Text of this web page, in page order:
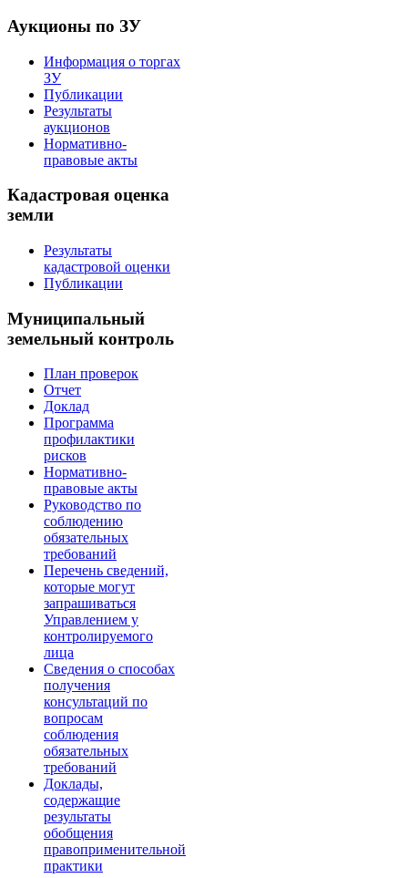
Аукционы по ЗУ
Информация о торгах
ЗУ
Публикации
Результаты
аукционов
Нормативно-
правовые акты
Кадастровая оценка
земли
Результаты
кадастровой оценки
Публикации
Муниципальный
земельный контроль
План проверок
Отчет
Доклад
Программа
профилактики
рисков
Нормативно-
правовые акты
Руководство по
соблюдению
обязательных
требований
Перечень сведений,
которые могут
запрашиваться
Управлением у
контролируемого
лица
Сведения о способах
получения
консультаций по
вопросам
соблюдения
обязательных
требований
Доклады,
содержащие
результаты
обобщения
правоприменительной
практики